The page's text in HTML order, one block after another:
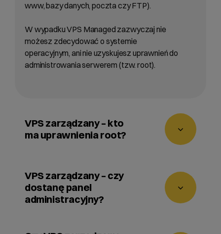
www, bazy danych, poczta czy FTP).
W wypadku VPS Managed zazwyczaj nie
możesz zdecydować o systemie
operacyjnym, ani nie uzyskujesz uprawnień do
administrowania serwerem (tzw. root).
VPS zarządzany – kto
ma uprawnienia root?
uprawnienia root zawsze ma podmiot
zarządzający serwerem. W niektórych
wypadkach klienci chcą, aby także mieć
VPS zarządzany – czy
dostanę panel
administracyjny?